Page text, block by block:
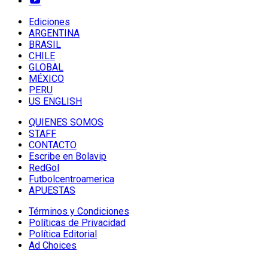
Ediciones
ARGENTINA
BRASIL
CHILE
GLOBAL
MÉXICO
PERU
US ENGLISH
QUIENES SOMOS
STAFF
CONTACTO
Escribe en Bolavip
RedGol
Futbolcentroamerica
APUESTAS
Términos y Condiciones
Políticas de Privacidad
Política Editorial
Ad Choices